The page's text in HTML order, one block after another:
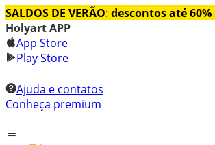
SALDOS DE VERÃO: descontos até 60%
Holyart APP
App Store
Play Store
Ajuda e contatos
Conheça premium